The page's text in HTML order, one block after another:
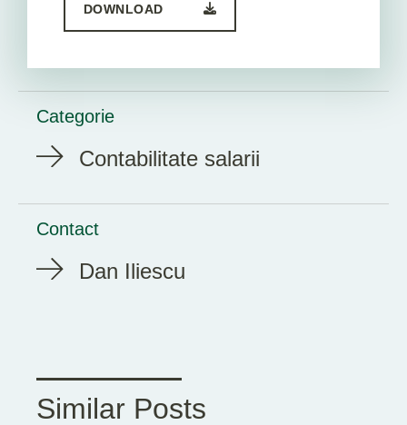
DOWNLOAD
Categorie
Contabilitate salarii
Contact
Dan Iliescu
Similar Posts